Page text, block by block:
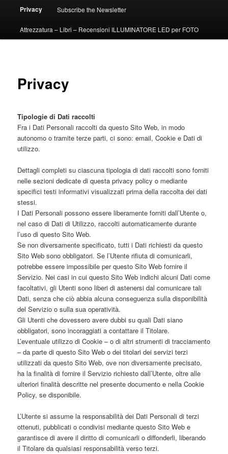
Privacy Subscribe the Newsletter
Attrezzatura – Libri – Recensioni ILLUMINATORE LED per FOTO
Privacy
Tipologie di Dati raccolti
Fra i Dati Personali raccolti da questo Sito Web, in modo
autonomo o tramite terze parti, ci sono: email, Cookie e Dati di
utilizzo.
Dettagli completi su ciascuna tipologia di dati raccolti sono forniti
nelle sezioni dedicate di questa privacy policy o mediante
specifici testi informativi visualizzati prima della raccolta dei dati
stessi.
I Dati Personali possono essere liberamente forniti dall’Utente o,
nel caso di Dati di Utilizzo, raccolti automaticamente durante
l’uso di questo Sito Web.
Se non diversamente specificato, tutti i Dati richiesti da questo
Sito Web sono obbligatori. Se l’Utente rifiuta di comunicarli,
potrebbe essere impossibile per questo Sito Web fornire il
Servizio. Nei casi in cui questo Sito Web indichi alcuni Dati come
facoltativi, gli Utenti sono liberi di astenersi dal comunicare tali
Dati, senza che ciò abbia alcuna conseguenza sulla disponibilità
del Servizio o sulla sua operatività.
Gli Utenti che dovessero avere dubbi su quali Dati siano
obbligatori, sono incoraggiati a contattare il Titolare.
L’eventuale utilizzo di Cookie – o di altri strumenti di tracciamento
– da parte di questo Sito Web o dei titolari dei servizi terzi
utilizzati da questo Sito Web, ove non diversamente precisato,
ha la finalità di fornire il Servizio richiesto dall’Utente, oltre alle
ulteriori finalità descritte nel presente documento e nella Cookie
Policy, se disponibile.
L’Utente si assume la responsabilità dei Dati Personali di terzi
ottenuti, pubblicati o condivisi mediante questo Sito Web e
garantisce di avere il diritto di comunicarli o diffonderli, liberando
il Titolare da qualsiasi responsabilità verso terzi.